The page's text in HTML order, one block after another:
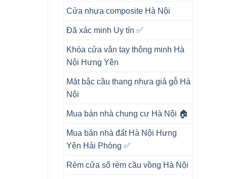
Cửa nhựa composite Hà Nội
Đã xác minh Uy tín ✅
Khóa cửa vân tay thông minh Hà
Nội Hưng Yên
Mặt bậc cầu thang nhựa giả gỗ Hà
Nội
Mua bán nhà chung cư Hà Nội 🏠
Mua bán nhà đất Hà Nội Hưng
Yên Hải Phòng ✅
Rèm cửa sổ rèm cầu vồng Hà Nội